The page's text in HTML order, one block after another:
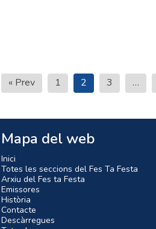
Paginació
de
les
entrades
« Prev 1 2 3 …
Mapa del web
Inici
Totes les seccions del Fes Ta Festa
Arxiu del Fes ta Festa
Emissores
Història
Contacte
Descàrregues